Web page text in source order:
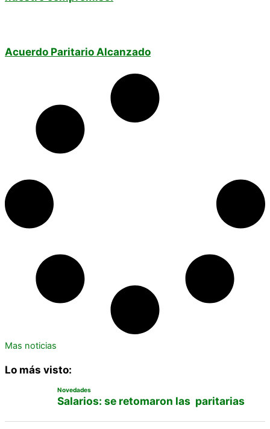
Acuerdo Paritario Alcanzado
Mas noticias
Lo más visto:
Novedades
Salarios: se retomaron las paritarias